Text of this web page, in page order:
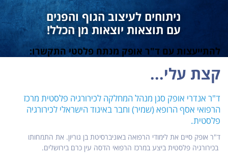
ניתוחים לעיצוב הגוף והפנים
עם תוצאות יוצאות מן הכלל!
להתייעצות עם ד"ר אופק מנתח פלסטי התקשרו:
קצת עלי...
ד"ר אנדרי אופק סגן מנהל המחלקה לכירורגיה פלסטית מרכז
הרפואי אסף הרופא (שמיר) וחבר באיגוד הישראלי לכירורגיה
פלסטית.
ד"ר אופק סיים את לימודי הרפואה באוניברסיטת בן גוריון. את התמחותו
בכירורגיה פלסטית ביצע במרכז הרפואי הדסה עין כרם בירושלים.